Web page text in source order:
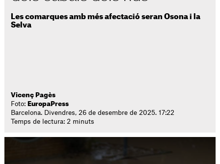
Les comarques amb més afectació seran Osona i la
Selva
Vicenç Pagès
Foto: EuropaPress
Barcelona. Divendres, 26 de desembre de 2025. 17:22
Temps de lectura: 2 minuts